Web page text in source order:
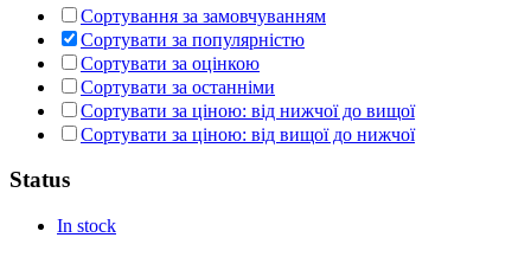
Сортування за замовчуванням
Сортувати за популярністю
Сортувати за оцінкою
Сортувати за останніми
Сортувати за ціною: від нижчої до вищої
Сортувати за ціною: від вищої до нижчої
Status
In stock